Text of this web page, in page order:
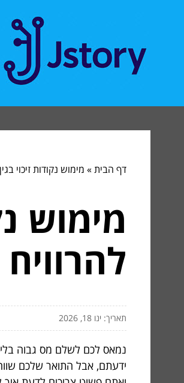
דף הבית» מימוש נקודות זיכוי
מימוש
תאריך: ינו 18, 2026
נמאס לכם לשלם מס גבוה
ידעתם, אבל התואר שלכם